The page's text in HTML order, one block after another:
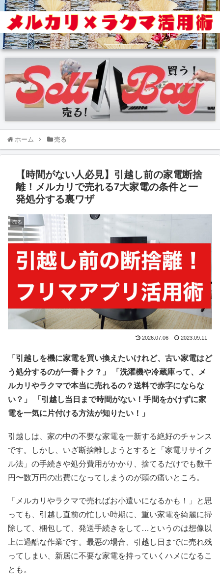
ホーム 売る
【時間がない人必見】引越し前の家電断捨
離！メルカリで売れる7大家電の条件と一
発処分する裏ワザ
売る
2026.07.06 2023.09.11
「引越しを機に家電を買い換えたいけれど、古い家電はど
う処分するのが一番トク？」
「洗濯機や冷蔵庫って、メ
ルカリやラクマで本当に売れるの？送料で赤字にならな
い？」
「引越し当日まで時間がない！手間をかけずに家
電を一気に片付ける方法が知りたい！」
引越しは、家の中の不要な家電を一新する絶好のチャンス
です。しかし、いざ断捨離しようとすると「家電リサイク
ル法」の手続きや処分費用がかかり、捨てるだけでも数千
円〜数万円の出費になってしまうのが頭の痛いところ。
「メルカリやラクマで売ればお小遣いになるかも！」と思
っても、引越し直前の忙しい時期に、重い家電を綺麗に掃
除して、梱包して、発送手続きをして…というのは想像以
上に過酷な作業です。最悪の場合、引越し日までに売れ残
ってしまい、新居に不要な家電を持っていくハメになるこ
とも。